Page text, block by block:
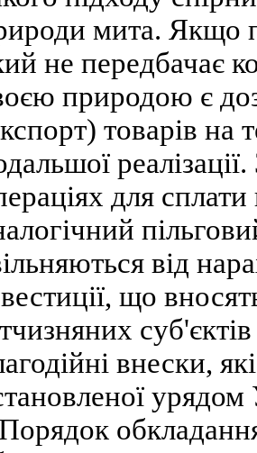
мита. Якщо
не передбачає
природою є
товарів на
для
від
що
внески,